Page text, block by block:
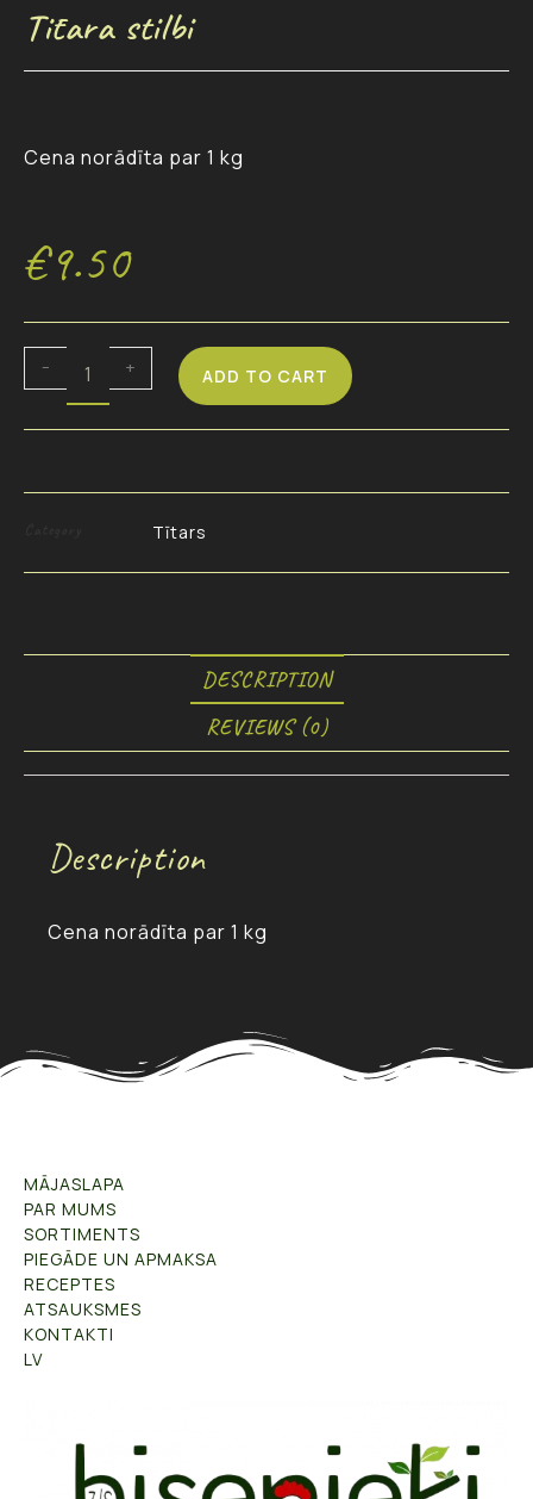
Tītara stilbi
Cena norādīta par 1 kg
€9.50
- + ADD TO CART
Tītars
DESCRIPTION
REVIEWS (0)
Description
Cena norādīta par 1 kg
MĀJASLAPA
PAR MUMS
SORTIMENTS
PIEGĀDE UN APMAKSA
RECEPTES
ATSAUKSMES
KONTAKTI
LV